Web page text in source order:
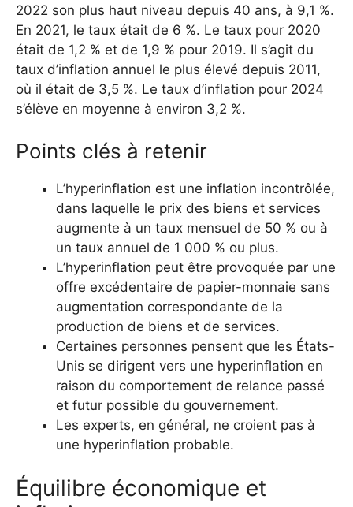
2022 son plus haut niveau depuis 40 ans, à 9,1 %.
En 2021, le taux était de 6 %. Le taux pour 2020
était de 1,2 % et de 1,9 % pour 2019. Il s’agit du
taux d’inflation annuel le plus élevé depuis 2011,
où il était de 3,5 %. Le taux d’inflation pour 2024
s’élève en moyenne à environ 3,2 %.
Points clés à retenir
L’hyperinflation est une inflation incontrôlée,
dans laquelle le prix des biens et services
augmente à un taux mensuel de 50 % ou à
un taux annuel de 1 000 % ou plus.
L’hyperinflation peut être provoquée par une
offre excédentaire de papier-monnaie sans
augmentation correspondante de la
production de biens et de services.
Certaines personnes pensent que les États-
Unis se dirigent vers une hyperinflation en
raison du comportement de relance passé
et futur possible du gouvernement.
Les experts, en général, ne croient pas à
une hyperinflation probable.
Équilibre économique et